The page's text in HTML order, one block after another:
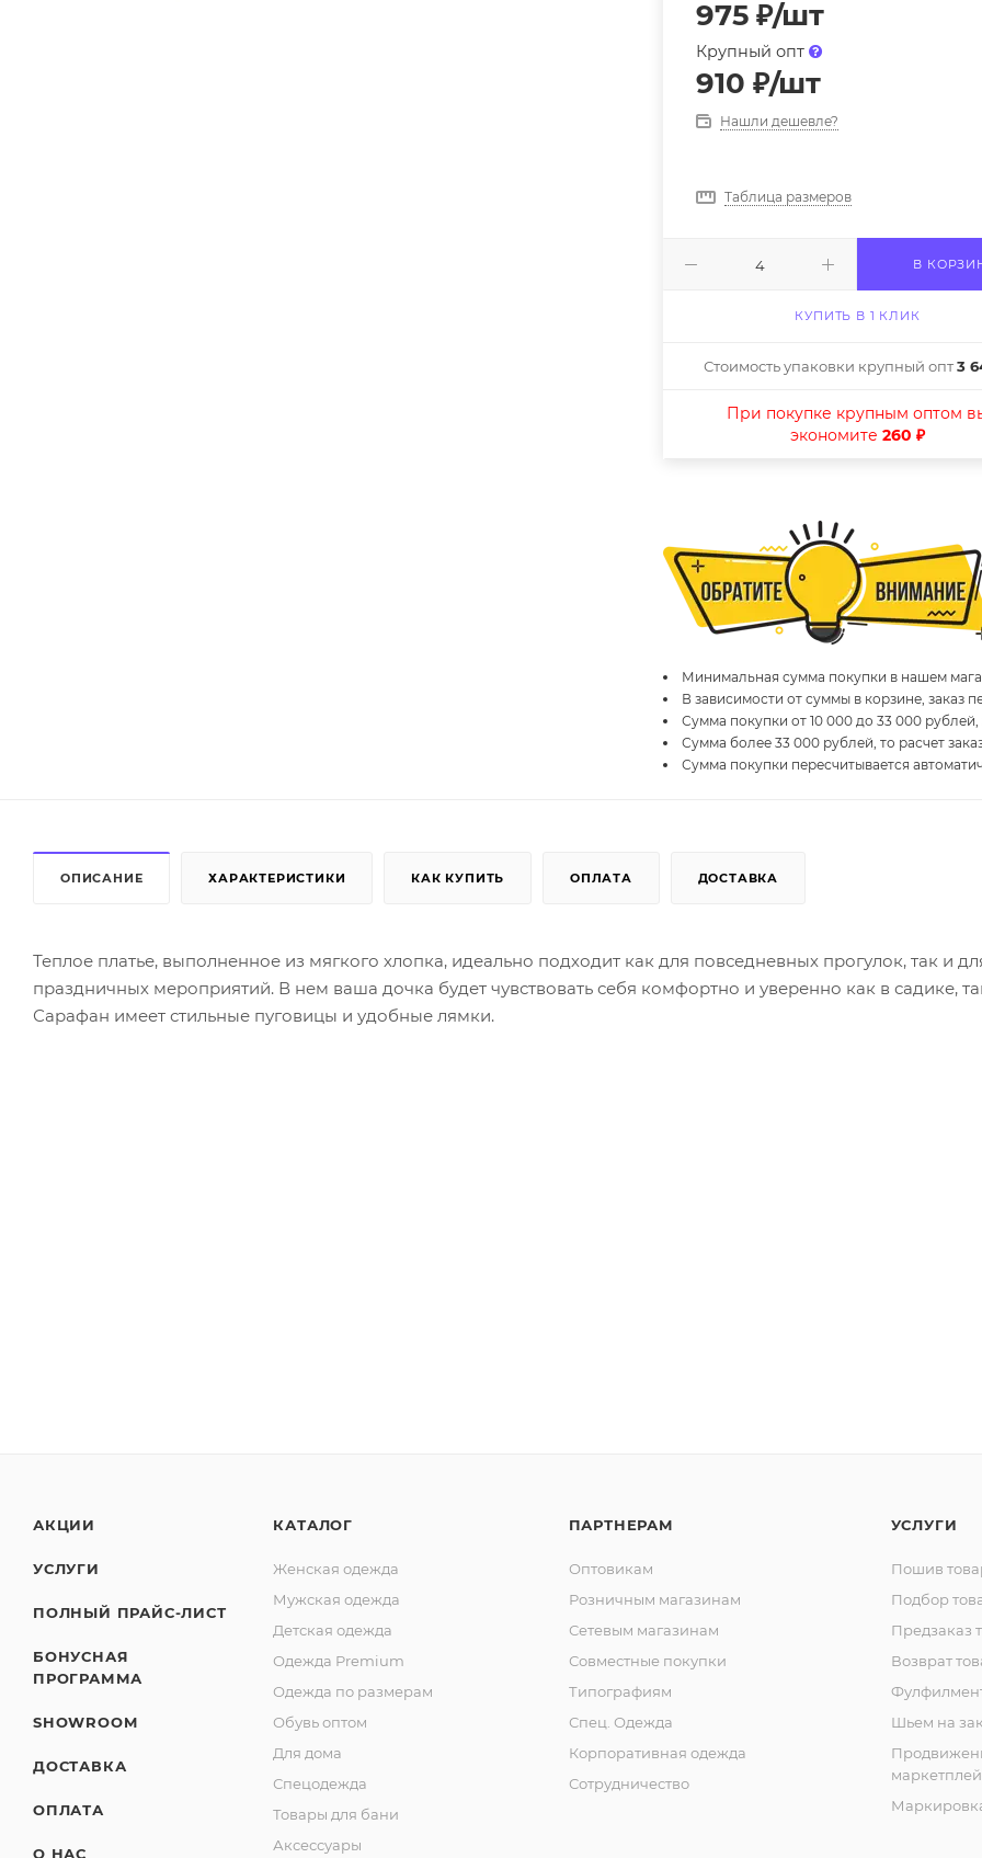
975 ₽/шт
Крупный опт
910 ₽/шт
Нашли дешевле?
Таблица размеров
В
КУПИТЬ В 1 КЛИК
Стоимость упаковки крупный опт3
При покупке крупным оптом
экономите 260 ₽
Минимальная сумма покупки в нашем
В зависимости от суммы в корзине, заказ
Сумма покупки от 10 000 до 33 000 рублей,
Сумма более 33 000 рублей, то расчет
Сумма покупки пересчитывается
ОПИСАНИЕ ХАРАКТЕРИСТИКИ КАК КУПИТЬ ОПЛАТА ДОСТАВКА
Теплое платье, выполненное из мягкого хлопка, идеально подходит как для повседневных прогулок, так и
праздничных мероприятий. В нем ваша дочка будет чувствовать себя комфортно и уверенно как в садике,
Сарафан имеет стильные пуговицы и удобные лямки.
АКЦИИ
УСЛУГИ
ПОЛНЫЙ ПРАЙС-ЛИСТ
БОНУСНАЯ
ПРОГРАММА
SHOWROOM
ДОСТАВКА
ОПЛАТА
О НАС
КАТАЛОГ
Женская одежда
Мужская одежда
Детская одежда
Одежда Premium
Одежда по размерам
Обувь оптом
Для дома
Спецодежда
Товары для бани
Аксессуары
ПАРТНЕРАМ
Оптовикам
Розничным магазинам
Сетевым магазинам
Совместные покупки
Типографиям
Спец. Одежда
Корпоративная одежда
Сотрудничество
УСЛУГИ
Пошив
Подбор
Предзаказ
Возврат
Шьем на